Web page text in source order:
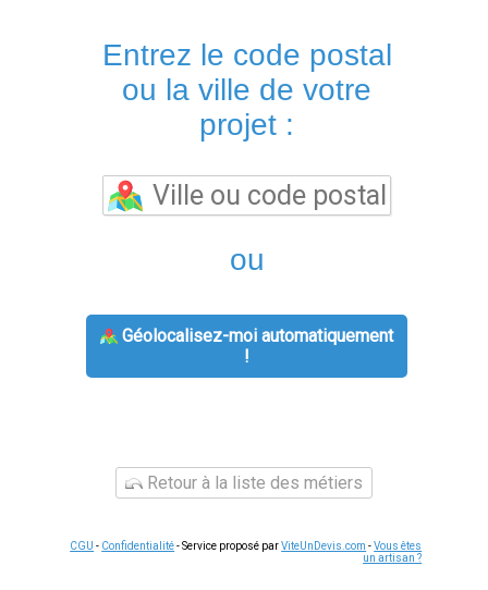
Entrez le code postal
ou la ville de votre
projet :
ou
Géolocalisez-moi automatiquement
!
Retour à la liste des métiers
CGU - Confidentialité- Service proposé parViteUnDevis.com -Vous êtes
un artisan ?